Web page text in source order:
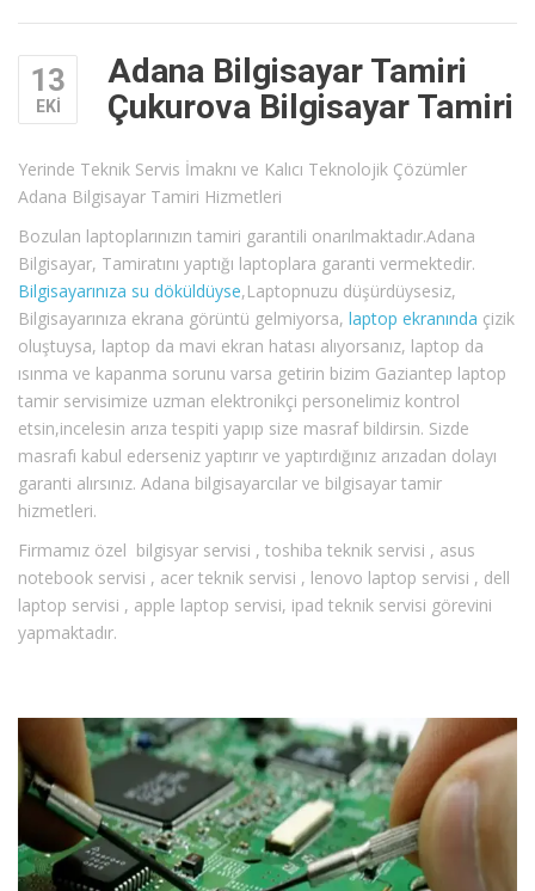
13
EKI
Adana Bilgisayar Tamiri
Çukurova Bilgisayar Tamiri
Yerinde Teknik Servis İmaknı ve Kalıcı Teknolojik Çözümler
Adana Bilgisayar Tamiri Hizmetleri
Bozulan laptoplarınızın tamiri garantili onarılmaktadır.Adana
Bilgisayar, Tamiratını yaptığı laptoplara garanti vermektedir.
Bilgisayarınıza su döküldüyse,Laptopnuzu düşürdüysesiz,
Bilgisayarınıza ekrana görüntü gelmiyorsa, laptop ekranında çizik
oluştuysa, laptop da mavi ekran hatası alıyorsanız, laptop da
ısınma ve kapanma sorunu varsa getirin bizim Gaziantep laptop
tamir servisimize uzman elektronikçi personelimiz kontrol
etsin,incelesin arıza tespiti yapıp size masraf bildirsin. Sizde
masrafı kabul ederseniz yaptırır ve yaptırdığınız arızadan dolayı
garanti alırsınız. Adana bilgisayarcılar ve bilgisayar tamir
hizmetleri.
Firmamız özel bilgisyar servisi , toshiba teknik servisi , asus
notebook servisi , acer teknik servisi , lenovo laptop servisi , dell
laptop servisi , apple laptop servisi, ipad teknik servisi görevini
yapmaktadır.